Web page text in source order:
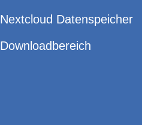
Nextcloud Datenspeicher
Downloadbereich